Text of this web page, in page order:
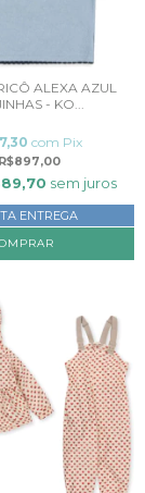
ALEXA AZUL
- KO...
R$897,00
com Pix
sem juros
ENTREGA